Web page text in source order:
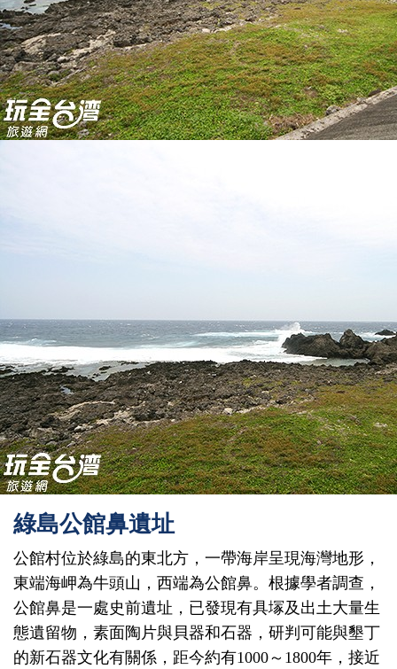
綠島公館鼻遺址
公館村位於綠島的東北方，一帶海岸呈現海灣地形，
東端海岬為牛頭山，西端為公館鼻。根據學者調查，
公館鼻是一處史前遺址，已發現有具塜及出土大量生
態遺留物，素面陶片與貝器和石器，研判可能與墾丁
的新石器文化有關係，距今約有1000～1800年，接近